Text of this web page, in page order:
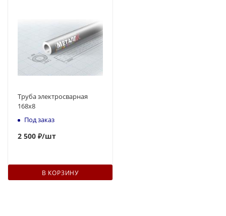
Труба электросварная
168x8
Под заказ
2 500 ₽/шт
В КОРЗИНУ